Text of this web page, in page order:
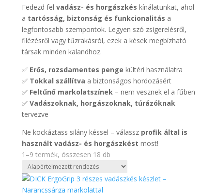
Fedezd fel vadász- és horgászkés kínálatunkat, ahol
a tartósság, biztonság és funkcionalitás a
legfontosabb szempontok. Legyen szó zsigerelésről,
filézésről vagy tűzrakásról, ezek a kések megbízható
társak minden kalandhoz.
✅ Erős, rozsdamentes penge kültéri használatra
✅ Tokkal szállítva a biztonságos hordozásért
✅ Feltűnő markolatszínek– nem vesznek el a fűben
✅ Vadászoknak, horgászoknak, túrázóknak
tervezve
Ne kockáztass silány késsel – válassz profik által is
használt vadász- és horgászkést most!
1–9 termék, összesen 18 db